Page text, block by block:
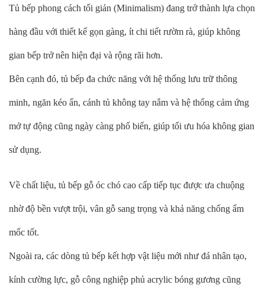
Tủ bếp phong cách tối giản (Minimalism) đang trở thành lựa chọn
hàng đầu với thiết kế gọn gàng, ít chi tiết rườm rà, giúp không
gian bếp trở nên hiện đại và rộng rãi hơn.
Bên cạnh đó, tủ bếp đa chức năng với hệ thống lưu trữ thông
minh, ngăn kéo ẩn, cánh tủ không tay nắm và hệ thống cảm ứng
mở tự động cũng ngày càng phổ biến, giúp tối ưu hóa không gian
sử dụng.
Về chất liệu, tủ bếp gỗ óc chó cao cấp tiếp tục được ưa chuộng
nhờ độ bền vượt trội, vân gỗ sang trọng và khả năng chống ẩm
mốc tốt.
Ngoài ra, các dòng tủ bếp kết hợp vật liệu mới như đá nhân tạo,
kính cường lực, gỗ công nghiệp phủ acrylic bóng gương cũng